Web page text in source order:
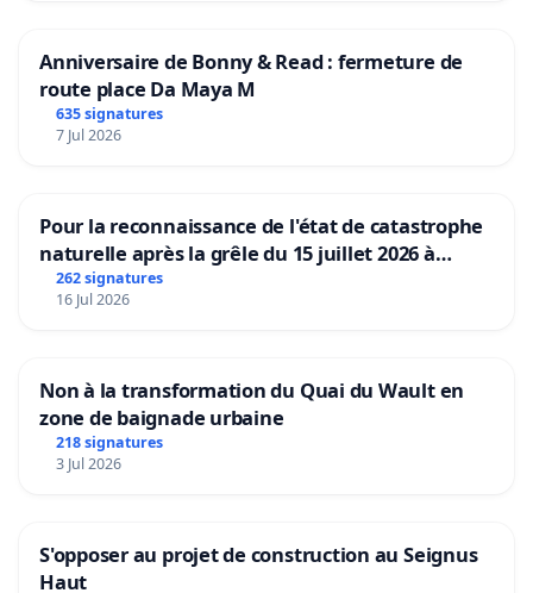
Anniversaire de Bonny & Read : fermeture de
route place Da Maya M
635 signatures
7 Jul 2026
Pour la reconnaissance de l'état de catastrophe
naturelle après la grêle du 15 juillet 2026 à
Aubenas et ses alentours
262 signatures
16 Jul 2026
Non à la transformation du Quai du Wault en
zone de baignade urbaine
218 signatures
3 Jul 2026
S'opposer au projet de construction au Seignus
Haut